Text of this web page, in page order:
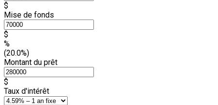
$
Mise de fonds
$
%
(20.0%)
Montant du prêt
$
Taux d'intérêt